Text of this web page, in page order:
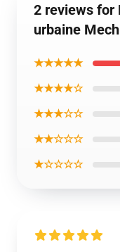
2 reviews for
urbaine
★★★★★
★★★★☆
★★★☆☆
★★☆☆☆
★☆☆☆☆